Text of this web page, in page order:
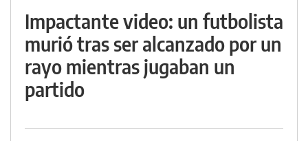
Impactante video: un futbolista
murió tras ser alcanzado por un
rayo mientras jugaban un
partido